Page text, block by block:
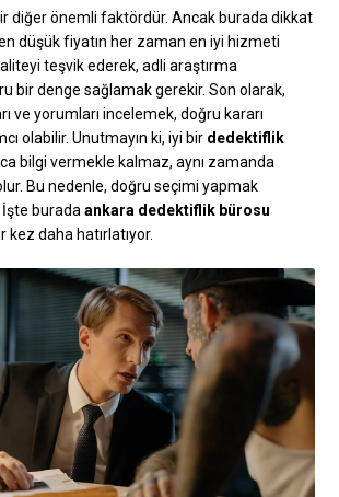
diğer önemli faktördür. Ancak burada dikkat
düşük fiyatın her zaman en iyi hizmeti
teşvik ederek, adli araştırma
bir denge sağlamak gerekir. Son olarak,
ve yorumları incelemek, doğru kararı
olabilir. Unutmayın ki, iyi bir dedektiflik
bilgi vermekle kalmaz, aynı zamanda
Bu nedenle, doğru seçimi yapmak
İşte buradaankara dedektiflik bürosu
kez daha hatırlatıyor.